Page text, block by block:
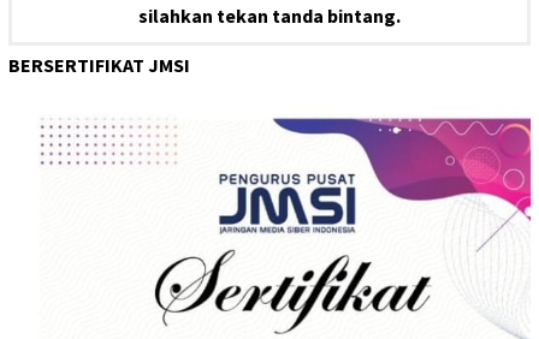
silahkan tekan tanda bintang.
BERSERTIFIKAT JMSI